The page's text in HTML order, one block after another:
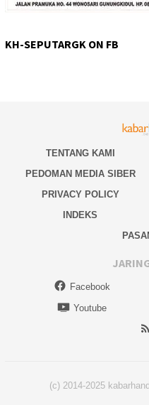
KH-SEPUTARGK ON FB
TENTANG KAMI
PEDOMAN MEDIA SIBER
PRIVACY POLICY
INDEKS
Facebook
Youtube
(c) 2014-2025